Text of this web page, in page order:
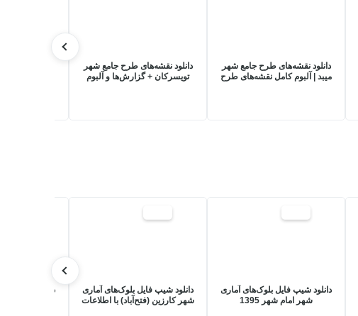
دانلود نقشه‌های طرح جامع شهر
میبد | آلبوم کامل نقشه‌های طرح
دانلود نقشه‌های طرح جامع شهر
تویسرکان + گزارش‌ها و آلبوم
دانلود شیپ فایل بلوک‌های آماری
شهر امام شهر 1395
دانلود شیپ فایل بلوک‌های آماری
شهر کارزین (فتح‌آباد) با اطلاعات
دانلود شیپ